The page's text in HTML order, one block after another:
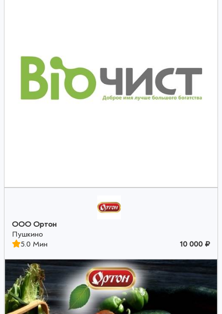
ООО Ортон
Пушкино
5.0 Мин
10 000 ₽